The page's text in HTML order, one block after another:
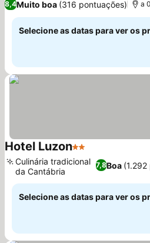
8,4Muito boa (316 pontuações) a
Selecione as datas para ver os
Hotel Luzon2 Estrelas
7,8Boa
Culinária tradicional
da Cantábria
Selecione as datas para ver os